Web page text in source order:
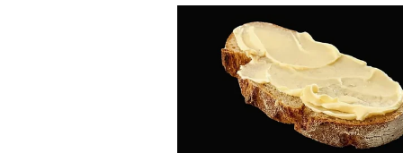
கே எல் ராகுல் -
வரும் 23 ஆம் தேதி கே எல்
நடக்க இருக்கிறது. அதியா
உறுதிபட
பகுதியில் உள்ள சுனில்